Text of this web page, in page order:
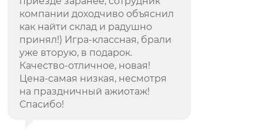
компании доходчиво объяснил
как найти склад и радушно
принял!) Игра-классная, брали
уже вторую, в подарок.
Качество-отличное, новая!
Цена-самая низкая, несмотря
на праздничный ажиотаж!
Спасибо!